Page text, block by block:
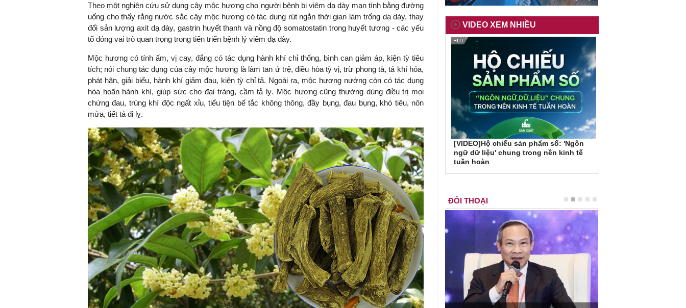
Theo một nghiên cứu sử dụng cây mộc hương cho người bệnh bị viêm dạ dày mạn tính bằng đường
uống cho thấy rằng nước sắc cây mộc hương có tác dụng rút ngắn thời gian làm trống dạ dày, thay
đổi sản lượng axit dạ dày, gastrin huyết thanh và nồng độ somatostatin trong huyết tương - các yếu
tố đóng vai trò quan trọng trong tiến triển bệnh lý viêm dạ dày.
Mộc hương có tính ấm, vị cay, đắng có tác dụng hành khí chỉ thống, bình can giảm áp, kiện tỳ tiêu
tích; nói chung tác dụng của cây mộc hương là làm tan ứ trệ, điều hòa tỳ vị, trừ phong tà, tả khí hỏa,
phát hãn, giải biểu, hành khí giảm đau, kiện tỳ chỉ tả. Ngoài ra, mộc hương nướng còn có tác dụng
hòa hoãn hành khí, giúp sức cho đại tràng, cầm tả lỵ. Mộc hương cũng thường dùng điều trị mọi
chứng đau, trúng khí độc ngất xỉu, tiểu tiện bế tắc không thông, đầy bụng, đau bụng, khó tiêu, nôn
mửa, tiết tả đi lỵ.
VIDEO XEM NHIỀU
[VIDEO]Hộ chiếu sản phẩm số: 'Ngôn
ngữ dữ liệu' chung trong nền kinh tế
tuần hoàn
ĐỐI THOẠI
TS. Nguyễn Đức Độ - Phó Viện trưởng